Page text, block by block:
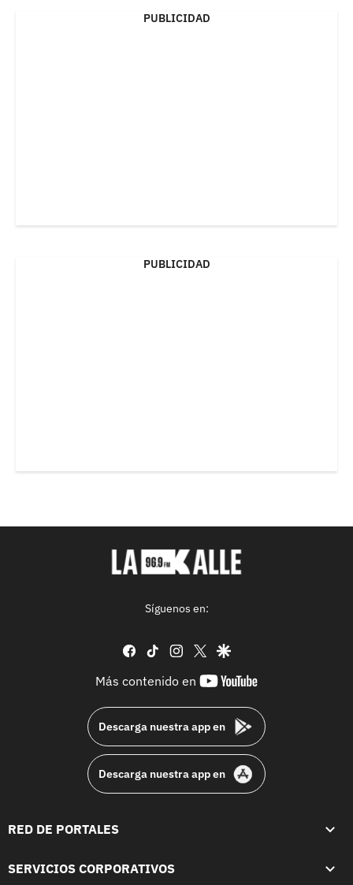
PUBLICIDAD
PUBLICIDAD
Síguenos en:
facebook
tiktok instagram
twittergoogle
Más contenido en
youtube-
Descarga nuestra app en
Descarga nuestra app en
RED DE PORTALES
SERVICIOS CORPORATIVOS